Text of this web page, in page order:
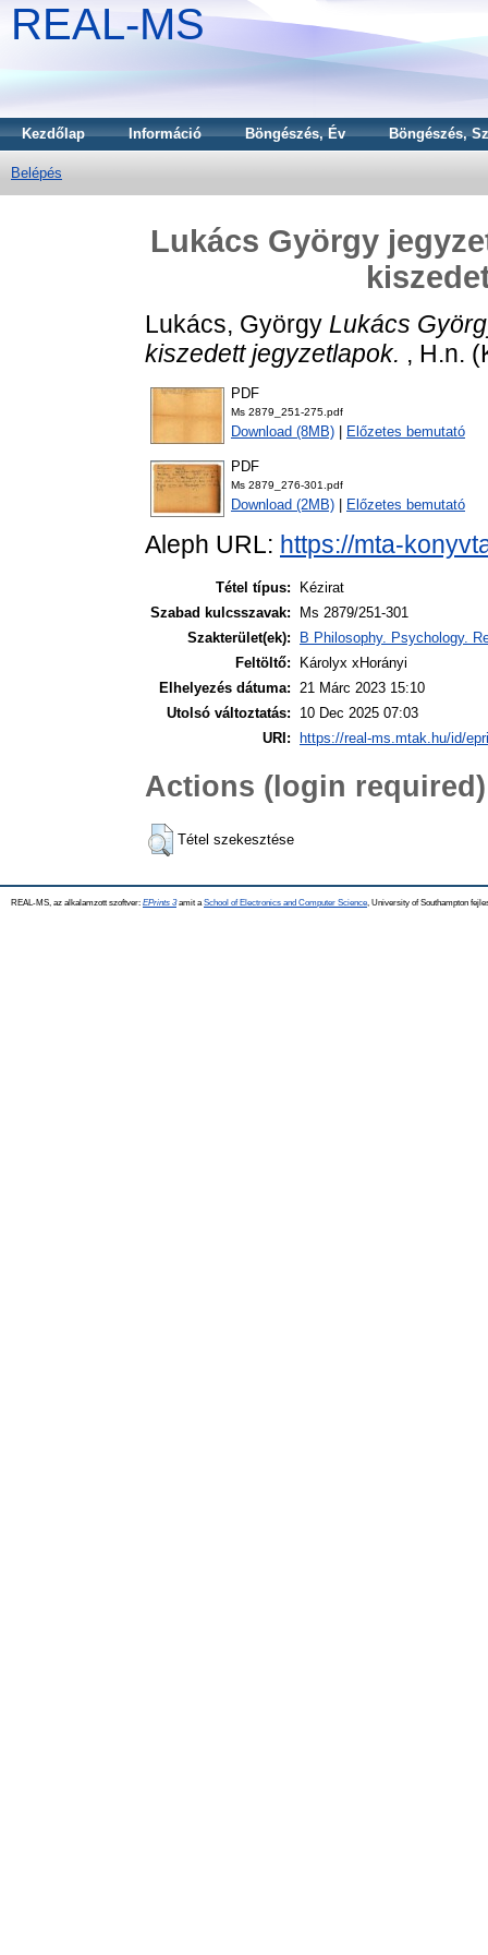
REAL-MS
Kezdőlap Információ Böngészés, Év Böngészés,
Belépés
Lukács György
Lukács, György Lukács
kiszedett jegyzetlapok. , H.n.
PDF
Ms 2879_251-275.pdf
Download (8MB) Előzetes bemutató
PDF
Ms 2879_276-301.pdf
Download (2MB) Előzetes bemutató
Aleph URL: https://mta-
Tétel típus:
Kézirat
Szabad kulcsszavak:
Ms 2879/251-301
Szakterület(ek):
B Philosophy. Psychology.
Feltöltő:
Károlyx xHorányi
Elhelyezés dátuma: 21 Márc 2023 15:10
Utolsó változtatás:
10 Dec 2025 07:03
URI:
https://real-ms.mtak.hu/id/
Actions (login required)
Tétel szekesztése
REAL-MS, az alkalamzott szoftver: EPrints 3amit a School of Electronics and Computer Science , University of Southampton